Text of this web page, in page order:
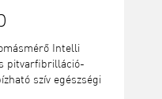
Intelli
pitvarfibrilláció-
szív egészségi